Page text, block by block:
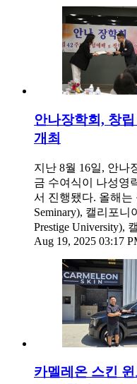
안나장학회, 창
개최
지난 8월 16일, 안나
금 수여식이 나성영
서 진행됐다. 올해는
Seminary), 캘리포니
Prestige University),
Aug 19, 2025 03:17
카멜레온 스킨